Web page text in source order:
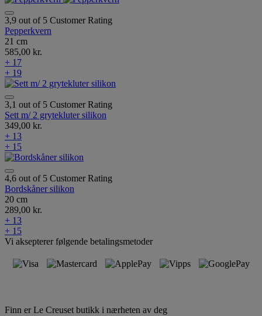
3,9 out of 5 Customer Rating
Pepperkvern
21 cm
585,00 kr.
+ 17
+ 19
3,1 out of 5 Customer Rating
Sett m/ 2 grytekluter silikon
349,00 kr.
+ 13
+ 15
4,6 out of 5 Customer Rating
Bordskåner silikon
20 cm
289,00 kr.
+ 13
+ 15
Vi aksepterer følgende betalingsmetoder
Finn er Le Creuset butikk i nærheten av deg